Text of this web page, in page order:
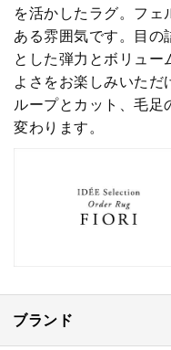
を活かしたラグ。フ
ある雰囲気です。目の
とした弾力とボリュ
よさをお楽しみいただ
ループとカット、毛足
変わります。
ブランド